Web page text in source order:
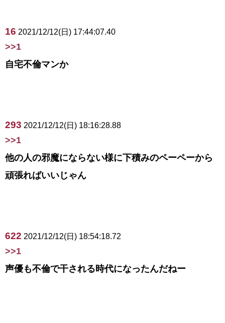
16 2021/12/12(日) 17:44:07.40
>>1
自宅不倫マンか
293 2021/12/12(日) 18:16:28.88
>>1
他の人の邪魔にならない様に下積みのペーペーから
頑張ればいいじゃん
622 2021/12/12(日) 18:54:18.72
>>1
声優も不倫で干される時代になったんだねー